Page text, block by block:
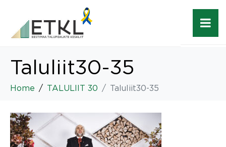
Taluliit30-35
Home TALULIIT 30 Taluliit30-35